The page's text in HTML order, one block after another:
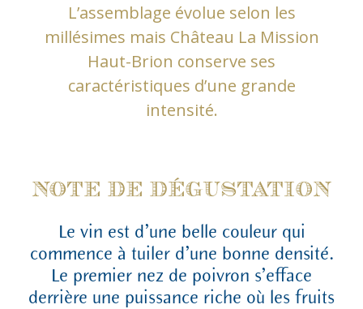
L’assemblage évolue selon les
millésimes mais Château La Mission
Haut-Brion conserve ses
caractéristiques d’une grande
intensité.
NOTE DE DÉGUSTATION
Le vin est d’une belle couleur qui
commence à tuiler d’une bonne densité.
Le premier nez de poivron s’efface
derrière une puissance riche où les fruits